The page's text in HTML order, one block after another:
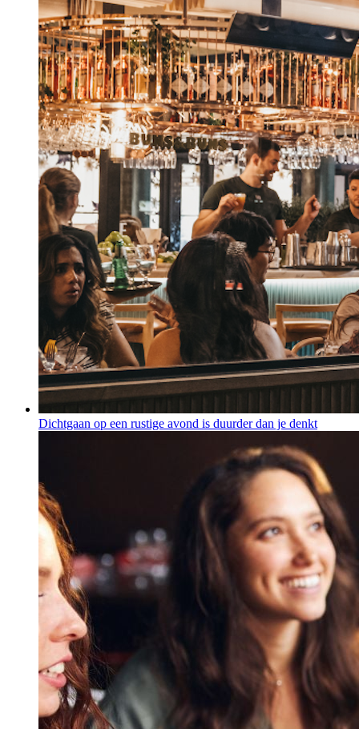
Dichtgaan op een rustige avond is duurder dan je denkt